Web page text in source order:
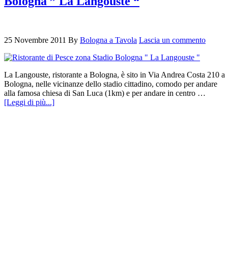
25 Novembre 2011 By Bologna a Tavola Lascia un commento
La Langouste, ristorante a Bologna, è sito in Via Andrea Costa 210 a
Bologna, nelle vicinanze dello stadio cittadino, comodo per andare
alla famosa chiesa di San Luca (1km) e per andare in centro …
[Leggi di più...]